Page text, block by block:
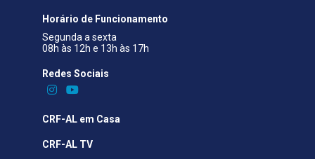
Horário de Funcionamento
Segunda a sexta
08h às 12h e 13h às 17h
Redes Sociais​
CRF-AL em Casa
CRF-AL TV